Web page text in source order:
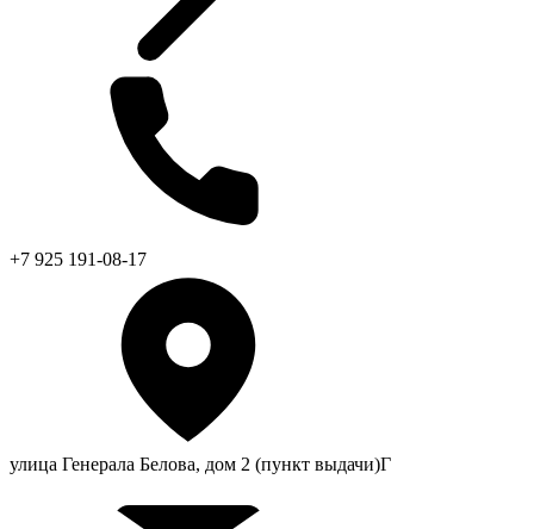
+7 925 191-08-17
улица Генерала Белова, дом 2 (пункт выдачи)Г